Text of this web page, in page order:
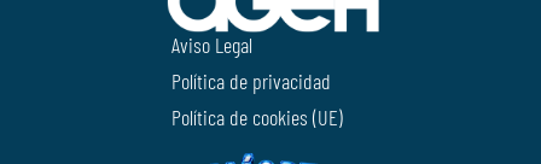
Aviso Legal
Política de privacidad
Política de cookies (UE)